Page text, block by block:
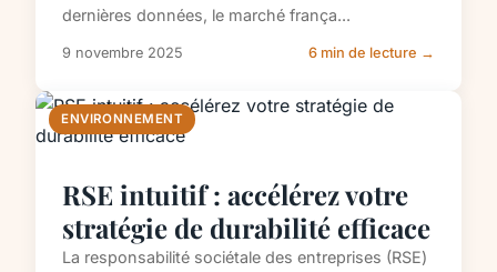
dernières données, le marché frança...
9 novembre 2025 6 min de lecture →
ENVIRONNEMENT
RSE intuitif : accélérez votre
stratégie de durabilité efficace
La responsabilité sociétale des entreprises (RSE)